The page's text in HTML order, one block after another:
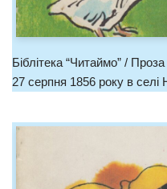
Біблітека “Читаймо” /
27 серпня 1856 року в селі